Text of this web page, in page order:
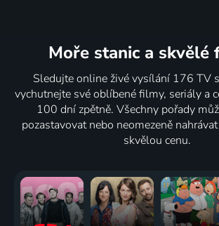
Moře stanic a skvělé
Sledujte online živé vysílání 176 TV
vychutnejte své oblíbené filmy, seriály a
100 dní zpětně. Všechny pořady
pozastavovat nebo neomezeně
skvělou cenu.